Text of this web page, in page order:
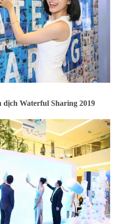
dịch Waterful Sharing 2019